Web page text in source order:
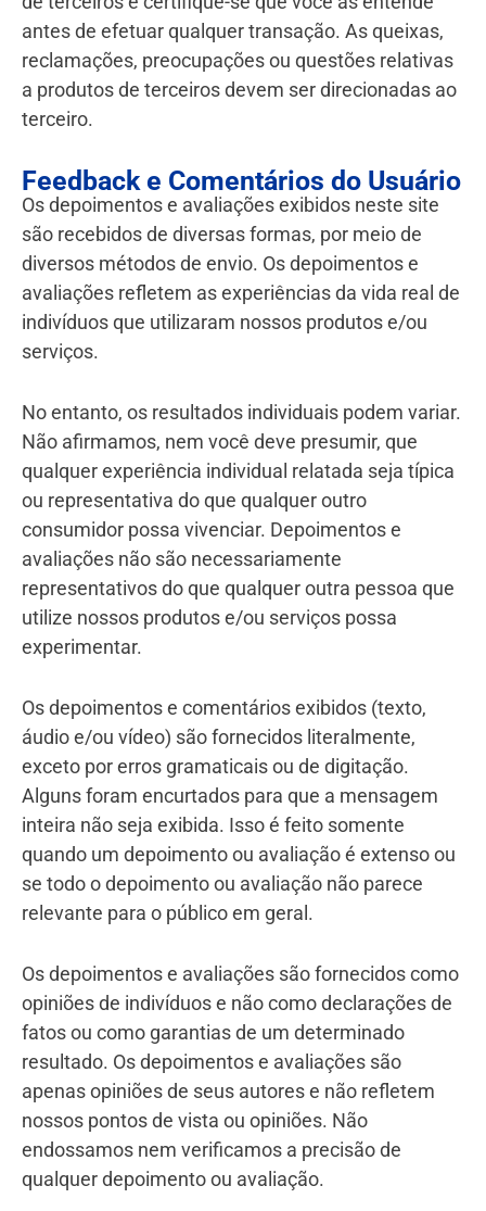
antes de efetuar qualquer transação. As queixas,
reclamações, preocupações ou questões relativas
a produtos de terceiros devem ser direcionadas ao
terceiro.
Feedback e Comentários do Usuário
Os depoimentos e avaliações exibidos neste site
são recebidos de diversas formas, por meio de
diversos métodos de envio. Os depoimentos e
avaliações refletem as experiências da vida real de
indivíduos que utilizaram nossos produtos e/ou
serviços.
No entanto, os resultados individuais podem variar.
Não afirmamos, nem você deve presumir, que
qualquer experiência individual relatada seja típica
ou representativa do que qualquer outro
consumidor possa vivenciar. Depoimentos e
avaliações não são necessariamente
representativos do que qualquer outra pessoa que
utilize nossos produtos e/ou serviços possa
experimentar.
Os depoimentos e comentários exibidos (texto,
áudio e/ou vídeo) são fornecidos literalmente,
exceto por erros gramaticais ou de digitação.
Alguns foram encurtados para que a mensagem
inteira não seja exibida. Isso é feito somente
quando um depoimento ou avaliação é extenso ou
se todo o depoimento ou avaliação não parece
relevante para o público em geral.
Os depoimentos e avaliações são fornecidos como
opiniões de indivíduos e não como declarações de
fatos ou como garantias de um determinado
resultado. Os depoimentos e avaliações são
apenas opiniões de seus autores e não refletem
nossos pontos de vista ou opiniões. Não
endossamos nem verificamos a precisão de
qualquer depoimento ou avaliação.